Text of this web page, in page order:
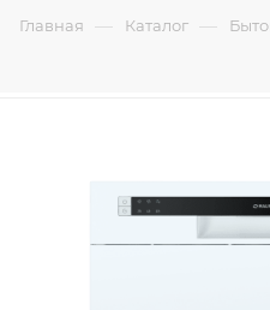
Главная — Каталог —